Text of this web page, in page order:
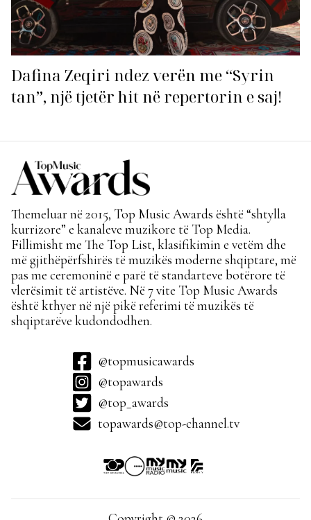
Dafina Zeqiri ndez verën me “Syrin
tan”, një tjetër hit në repertorin e saj!
Themeluar në 2015, Top Music Awards është “shtylla
kurrizore” e kanaleve muzikore të Top Media.
Fillimisht me The Top List, klasifikimin e vetëm dhe
më gjithëpërfshirës të muzikës moderne shqiptare, më
pas me ceremoninë e parë të standarteve botërore të
vlerësimit të artistëve. Në 7 vite Top Music Awards
është kthyer në një pikë referimi të muzikës të
shqiptarëve kudondodhen.
@topmusicawards
@topawards
@top_awards
topawards@top-channel.tv